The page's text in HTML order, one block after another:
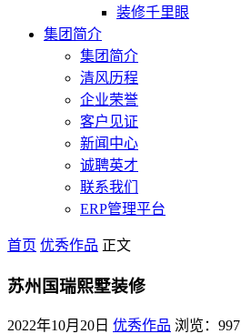
装修千里眼
集团简介
集团简介
清风历程
企业荣誉
客户见证
新闻中心
诚聘英才
联系我们
ERP管理平台
首页 优秀作品 正文
苏州国瑞熙墅装修
2022年10月20日 优秀作品 浏览：997